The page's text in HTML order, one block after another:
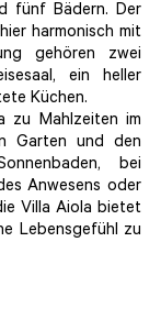
fünf Bädern. Der
harmonisch mit
gehören zwei
ein heller
Küchen.
zu Mahlzeiten im
Garten und den
bei
Anwesens oder
Villa Aiola bietet
Lebensgefühl zu